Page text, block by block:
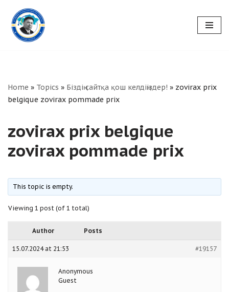
Skip
to
Home » Topics » Біздің сайтқа қош келдіңіздер! » zovirax prix
belgique zovirax pommade prix
zovirax prix belgique
zovirax pommade prix
This topic is empty.
Viewing 1 post (of 1 total)
Author Posts
15.07.2024 at 21:53 #19157
Anonymous
Guest